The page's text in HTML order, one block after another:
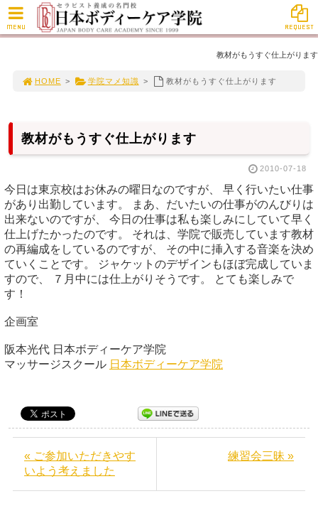
教材がもうすぐ仕上がります
HOME > 学院マメ知識 > 教材がもうすぐ仕上がります
教材がもうすぐ仕上がります
2010-07-18
今日は東京校はお休みの曜日なのですが、 早く行いたい仕事
があり出勤しています。 まあ、だいたいの仕事がのんびりは
出来ないのですが、 今日の仕事は私も楽しみにしていて早く
仕上げたかったのです。 それは、学院で販売しています教材
の再編成をしているのですが、 その中に挿入する音楽を決め
ていくことです。 ジャケットのデザインもほぼ完成していま
すので、 ７月中には仕上がりそうです。 とても楽しみで
す！
企画室
阪本光代 日本ボディーケア学院
マッサージスクール 日本ボディーケア学院
« ご参加いただきやす
いよう考えました
練習会三昧 »
MENU REQUEST